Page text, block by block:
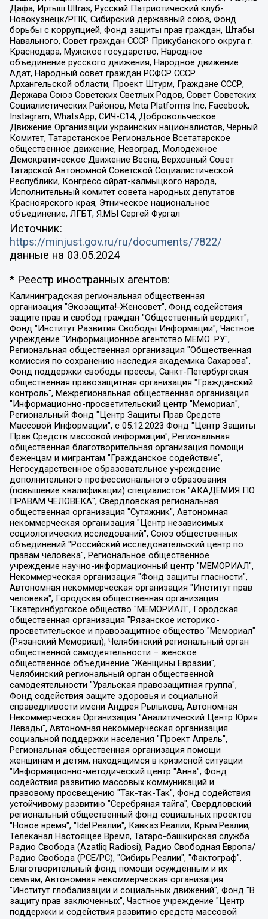
Дафа, Иртыш Ultras, Русский Патриотический клуб-
Новокузнецк/РПК, Сибирский державный союз, Фонд
борьбы с коррупцией, Фонд защиты прав граждан, Штабы
Навального, Совет граждан СССР Прикубанского округа г.
Краснодара, Мужское государство, Народное
объединение русского движения, Народное движение
Адат, Народный совет граждан РСФСР СССР
Архангельской области, Проект Штурм, Граждане СССР,
Держава Союз Советских Светлых Родов, Совет Советских
Социалистических Районов, Meta Platforms Inc, Facebook,
Instagram, WhatsApp, СИЧ-С14, Добровольческое
Движение Организации украинских националистов, Черный
Комитет, Татарстанское Региональное Всетатарское
общественное движение, Невоград, Молодежное
Демократическое Движение Весна, Верховный Совет
Татарской Автономной Советской Социалистической
Республики, Конгресс ойрат-калмыцкого народа,
Исполнительный комитет совета народных депутатов
Красноярского края, Этническое национальное
объединение, ЛГБТ, Я.МЫ Сергей Фургал
Источник:
https://minjust.gov.ru/ru/documents/7822/
данные на 03.05.2024
* Реестр иностранных агентов:
Калининградская региональная общественная организация "Экозащита!-Женсовет", Фонд содействия защите прав и свобод граждан "Общественный вердикт", Фонд "Институт Развития Свободы Информации", Частное учреждение "Информационное агентство МЕМО. РУ", Региональная общественная организация "Общественная комиссия по сохранению наследия академика Сахарова", Фонд поддержки свободы прессы, Санкт-Петербургская общественная правозащитная организация "Гражданский контроль", Межрегиональная общественная организация "Информационно-просветительский центр "Мемориал", Региональный Фонд "Центр Защиты Прав Средств Массовой Информации", с 05.12.2023 Фонд "Центр Защиты Прав Средств массовой информации", Региональная общественная благотворительная организация помощи беженцам и мигрантам "Гражданское содействие", Негосударственное образовательное учреждение дополнительного профессионального образования (повышение квалификации) специалистов "АКАДЕМИЯ ПО ПРАВАМ ЧЕЛОВЕКА", Свердловская региональная общественная организация "Сутяжник", Автономная некоммерческая организация "Центр независимых социологических исследований", Союз общественных объединений "Российский исследовательский центр по правам человека", Региональное общественное учреждение научно-информационный центр "МЕМОРИАЛ", Некоммерческая организация "Фонд защиты гласности", Автономная некоммерческая организация "Институт прав человека", Городская общественная организация "Екатеринбургское общество "МЕМОРИАЛ", Городская общественная организация "Рязанское историко-просветительское и правозащитное общество "Мемориал" (Рязанский Мемориал), Челябинский региональный орган общественной самодеятельности – женское общественное объединение "Женщины Евразии", Челябинский региональный орган общественной самодеятельности "Уральская правозащитная группа", Фонд содействия защите здоровья и социальной справедливости имени Андрея Рылькова, Автономная Некоммерческая Организация "Аналитический Центр Юрия Левады", Автономная некоммерческая организация социальной поддержки населения "Проект Апрель", Региональная общественная организация помощи женщинам и детям, находящимся в кризисной ситуации "Информационно-методический центр "Анна", Фонд содействия развитию массовых коммуникаций и правовому просвещению "Так-так-Так", Фонд содействия устойчивому развитию "Серебряная тайга", Свердловский региональный общественный фонд социальных проектов "Новое время", "Idel.Реалии", Кавказ.Реалии, Крым.Реалии, Телеканал Настоящее Время, Татаро-башкирская служба Радио Свобода (Azatliq Radiosi), Радио Свободная Европа/Радио Свобода (PCE/PC), "Сибирь.Реалии", "Фактограф", Благотворительный фонд помощи осужденным и их семьям, Автономная некоммерческая организация "Институт глобализации и социальных движений", Фонд "В защиту прав заключенных", Частное учреждение "Центр поддержки и содействия развитию средств массовой информации", Пензенский региональный общественный благотворительный фонд "Гражданский союз", "Север.Реалии", Некоммерческая организация Фонд "Правовая инициатива", Общество с ограниченной ответственностью "Радио Свободная Европа/Радио Свобода", Чешское информационное агентство "MEDIUM-ORIENT", Красноярская региональная общественная организация "Мы против СПИДа", Камалягин Денис Николаевич, Маркелов Сергей Евгеньевич, Пономарев Лев Александрович, Савицкая Людмила Алексеевна, Автономная некоммерческая организация "Центр по работе с проблемой насилия "НАСИЛИЮ.НЕТ", Межрегиональный профессиональный союз работников здравоохранения "Альянс врачей", Юридическое лицо, зарегистрированное в Латвийской Республике, SIA "Medusa Project" (регистрационный номер 40103797863, дата регистрации 10.06.2014), Некоммерческая организация "Фонд по борьбе с коррупцией", Автономная некоммерческая организация "Институт права и публичной политики", Баданин Роман Сергеевич, Гликин Максим Александрович, Железнова Мария Михайловна, Лукьянова Юлия Сергеевна, Маетная Елизавета Витальевна, Маняхин Петр Борисович, Чуракова Ольга Владимировна, Ярош Юлия Петровна, Юридическое лицо "The Insider SIA", зарегистрированное в Риге, Латвийская Республика (дата регистрации 26.06.2015), являющееся администратором доменного имени интернет-издания "The Insider SIA", https://theins.ru, Постернак Алексей Евгеньевич, Рубин Михаил Аркадьевич, Анин Роман Александрович, Юридическое лицо Istories fonds, зарегистрированное в Латвийской Республике (регистрационный номер 50008295751, дата регистрации 24.02.2020), Великовский Дмитрий Александрович, Долинина Ирина Николаевна, Мароховская Алеся Алексеевна, Шлейнов Роман Юрьевич, Шмагун Олеся Валентиновна, Общество с ограниченной ответственностью "Альтаир 2021", Общество с ограниченной ответственностью "Вега 2021", Общество с ограниченной ответственностью "Главный редактор 2021", Общество с ограниченной ответственностью "Ромашки монолит", Важенков Артем Валерьевич, Ивановская областная общественная организация "Центр гендерных исследований", Гурман Юрий Альбертович, Медиапроект "ОВД-Инфо", Егоров Владимир Владимирович, Жилинский Владимир Александрович, Общество с ограниченной ответственностью "ЗП", Иванова София Юрьевна, Карезина Инна Павловна, Кильтау Екатерина Викторовна, Петров Алексей Викторович, Пискунов Сергей Евгеньевич, Смирнов Сергей Сергеевич, Тихонов Михаил Сергеевич, Общество с ограниченной ответственностью "ЖУРНАЛИСТ-ИНОСТРАННЫЙ АГЕНТ", Арапова Галина Юрьевна, Вольтская Татьяна Анатольевна, Американская компания "Mason G.E.S. Anonymous Foundation" (США), являющаяся владельцем интернет-издания https://mnews.world/, Компания "Stichting Bellingcat", зарегистрированная в Нидерландах (дата регистрации 11.07.2018), Захаров Андрей Вячеславович, Клепиковская Екатерина Дмитриевна, Общество с ограниченной ответственностью "МЕМО", Перл Роман Александрович, Симонов Евгений Алексеевич, Соловьева Елена Анатольевна, Сотников Даниил Владимирович, Сурначева Елизавета Дмитриевна, Автономная некоммерческая организация по защите прав человека и информированию населения "Якутия – Наше Мнение", Общество с ограниченной ответственностью "Москоу диджитал медиа", с 26.01.2023 Общество с ограниченной ответственностью "Чайка Белые сады", Ветошкина Валерия Валерьевна, Заговора Максим Александрович, Межрегиональное общественное движение "Российская ЛГБТ - сеть", Оленичев Максим Владимирович, Павлов Иван Юрьевич, Скворцова Елена Сергеевна, Общество с ограниченной ответственностью "Как бы инагент", Кочетков Игорь Викторович, Общество с ограниченной ответственностью "Честные выборы", Еланчик Олег Александрович, Общество с ограниченной ответственностью "Нобелевский призыв", Гималова Регина Эмилевна, Григорьев Андрей Валерьевич, Григорьева Алина Александровна, Ассоциация по содействию защите прав призывников, альтернативнослужащих и военнослужащих "Правозащитная группа "Гражданин.Армия.Право", Хисамова Регина Фаритовна, Автономная некоммерческая организация по реализации социально-правовых программ "Лилит", Дальневосточное общественное движение "Маяк", Санкт-Петербургская ЛГБТ-инициативная группа "Выход", Инициативная группа ЛГБТ+ "Реверс", Алексеев Андрей Викторович, Бекбулатова Таисия Львовна, Беляев Иван Михайлович, Владыкина Елена Сергеевна, Гельман Марат Александрович, Никульшина Вероника Юрьевна, Толоконникова Надежда Андреевна, Шендерович Виктор Анатольевич, Общество с ограниченной ответственностью "Данное сообщение", Общество с ограниченной ответственностью Издательский дом "Новая глава", Айнбиндер Александра Александровна, Московский комьюнити-центр для ЛГБТ+инициатив, Благотворительный фонд развития филантропии, Deutsche Welle (Германия, Kurt-Schumacher-Strasse 3, 53113 Bonn), Борзунова Мария Михайловна, Воробьев Виктор Викторович, Голубева Анна Львовна, Константинова Алла Михайловна, Малкова Ирина Владимировна, Мурадов Мурад Абдулгалимович, Осетинская Елизавета Николаевна, Понасенков Евгений Николаевич, Ганапольский Матвей Юрьевич, Киселев Евгений Алексеевич, Борухович Ирина Григорьевна, Дремин Иван Тимофеевич, Дубровский Дмитрий Викторович, Красноярская региональная общественная организация поддержки и развития альтернативных образовательных технологий и межкультурных коммуникаций "ИНТЕРРА", Маяковская Екатерина Алексеевна, Фейгин Марк Захарович, Филимонов Андрей Викторович, Дзугкоева Регина Николаевна, Доброхотов Роман Александрович, Дудь Юрий Александрович, Елкин Сергей Владимирович, Кругликов Кирилл Игоревич, Сабунаева Мария Леонидовна, Семенов Алексей Владимирович, Шаинян Карен Багратович, Шульман Екатерина Михайловна, Асафьев Артур Валерьевич, Вахштайн Виктор Семенович, Венедиктов Алексей Алексеевич, Лушникова Екатерина Евгеньевна, Волков Леонид Михайлович, Невзоров Александр Глебович, Пархоменко Сергей Борисович, Сироткин Ярослав Николаевич, Кара-Мурза Владимир Владимирович, Баранова Наталья Владимировна, Гозман Леонид Яковлевич, Кагарлицкий Борис Юльевич, Климарев Михаил Валерьевич, Милов Владимир Станиславович, Автономная некоммерческая организация Краснодарский центр современного искусства "Типография", Моргенштерн Алишер Тагирович, Соболь Любовь Эдуардовна, Общество с ограниченной ответственностью "ЛИЗА НОРМ", Каспаров Гарри Кимович, Ходорковский Михаил Борисович, Общество с ограниченной ответственностью "Апрельские тезисы", Данилович Ирина Брониславовна, Кашин Олег Владимирович, Петров Николай Владимирович, Пивоваров Алексей Владимирович, Соколов Михаил Владимирович, Цветкова Юлия Владимировна, Чичваркин Евгений Александрович, Комитет против пыток/Команда против пыток, Общество с ограниченной ответственностью "Первый научный", Общество с ограниченной ответственностью "Вертолет и ко", Белоцерковская Вероника Борисовна, Кац Максим Евгеньевич, Лазарева Татьяна Юрьевна, Шаведдинов Руслан Табризович, Яшин Илья Валерьевич, Общество с ограниченной ответственностью "Иноагент ААВ", Алешковский Дмитрий Петрович, Альбац Евгения Марковна, Быков Дмитрий Львович, Галямина Юлия Евгеньевна, Лойко Сергей Леонидович, Мартынов Кирилл Константинович, Медведев Сергей Александрович, Крашенинников Федор Геннадиевич, Гордеева Катерина Вл